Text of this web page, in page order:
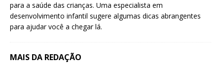
para a saúde das crianças. Uma especialista em
desenvolvimento infantil sugere algumas dicas abrangentes
para ajudar você a chegar lá.
MAIS DA REDAÇÃO